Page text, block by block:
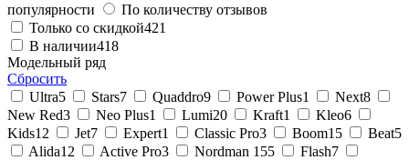
популярности
По количеству отзывов
Только со скидкой421
В наличии418
Модельный ряд
Сбросить
Ultra5 Stars7 Quaddro9 Power Plus1 Next8
New Red3 Neo Plus1 Lumi20 Kraft1 Kleo6
Kids12 Jet7 Expert1 Classic Pro3 Boom15 Beat5
Alida12 Active Pro3 Nordman 155 Flash7